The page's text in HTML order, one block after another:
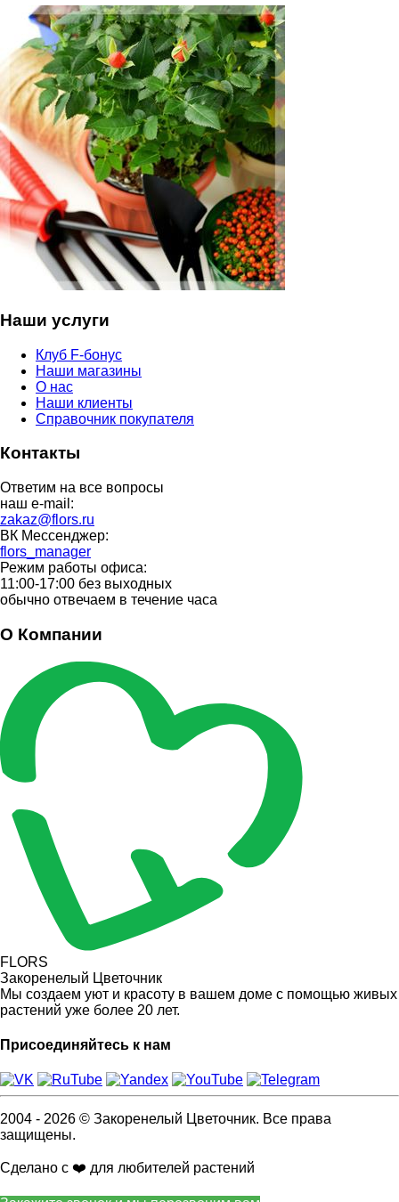
Наши услуги
Клуб F-бонус
Наши магазины
О нас
Наши клиенты
Справочник покупателя
Контакты
Ответим на все вопросы
наш e-mail:
zakaz@flors.ru
ВК Мессенджер:
flors_manager
Режим работы офиса:
11:00-17:00 без выходных
обычно отвечаем в течение часа
О Компании
FLORS
Закоренелый Цветочник
Мы создаем уют и красоту в вашем доме с помощью живых
растений уже более 20 лет.
Присоединяйтесь к нам
2004 - 2026 © Закоренелый Цветочник. Все права
защищены.
Сделано с ❤️ для любителей растений